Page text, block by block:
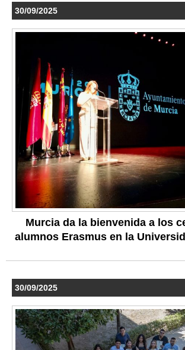
30/09/2025
Murcia da la bienvenida a los
alumnos Erasmus en la
30/09/2025